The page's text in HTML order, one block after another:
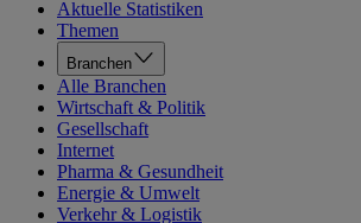
Aktuelle Statistiken
Themen
Branchen
Alle Branchen
Wirtschaft & Politik
Gesellschaft
Internet
Pharma & Gesundheit
Energie & Umwelt
Verkehr & Logistik